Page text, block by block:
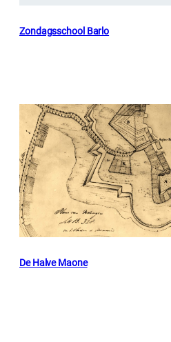
Zondagsschool Barlo
De Halve Maone